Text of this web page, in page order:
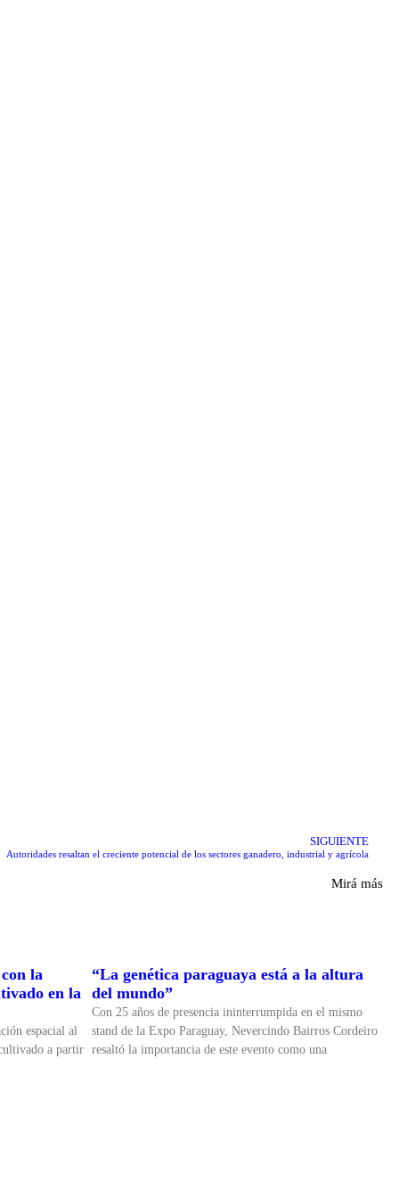
SIGUIENTE
Autoridades resaltan el creciente potencial de los sectores ganadero, industrial y agrícola
Mirá más
la
en la
espacial al
a partir
“La genética paraguaya está a la altura
del mundo”
Con 25 años de presencia ininterrumpida en el mismo
stand de la Expo Paraguay, Nevercindo Bairros Cordeiro
resaltó la importancia de este evento como una